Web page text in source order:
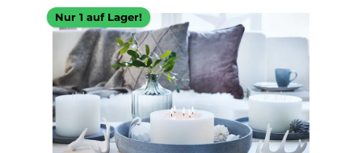
Nur 1 auf Lager!